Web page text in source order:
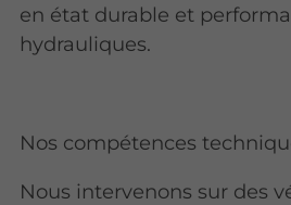
en état durable et
hydrauliques.
Nos compétences
Nous intervenons sur des